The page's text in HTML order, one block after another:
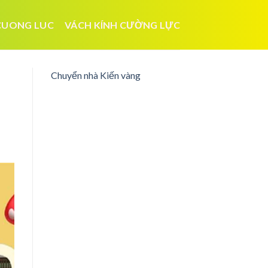
LUC VÁCH KÍNH CƯỜNG LỰC
Chuyển nhà Kiến vàng